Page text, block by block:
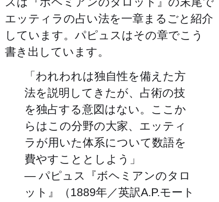
エッティラの占い法を一章まるごと紹介
しています。パピュスはその章でこう
書き出しています。
「われわれは独自性を備えた方
法を説明してきたが、占術の技
を独占する意図はない。ここか
らはこの分野の大家、エッティ
ラが用いた体系について数語を
費やすこととしよう」
— パピュス『ボヘミアンのタロ
ット』（1889年／英訳A.P.モート